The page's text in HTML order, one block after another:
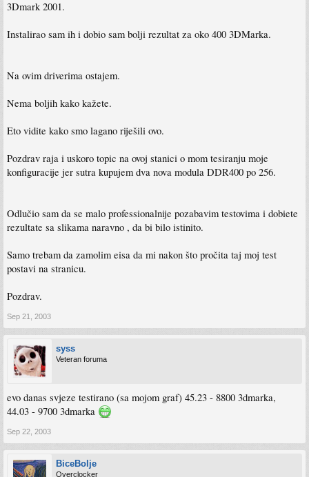
3Dmark 2001.
Instalirao sam ih i dobio sam bolji rezultat za oko 400 3DMarka.
Na ovim driverima ostajem.
Nema boljih kako kažete.
Eto vidite kako smo lagano riješili ovo.
Pozdrav raja i uskoro topic na ovoj stanici o mom tesiranju moje
konfiguracije jer sutra kupujem dva nova modula DDR400 po 256.
Odlučio sam da se malo professionalnije pozabavim testovima i dobiete
rezultate sa slikama naravno , da bi bilo istinito.
Samo trebam da zamolim eisa da mi nakon što pročita taj moj test
postavi na stranicu.
Pozdrav.
Sep 21, 2003
syss
Veteran foruma
evo danas svjeze testirano (sa mojom graf) 45.23 - 8800 3dmarka,
44.03 - 9700 3dmarka
Sep 22, 2003
BiceBolje
Overclocker